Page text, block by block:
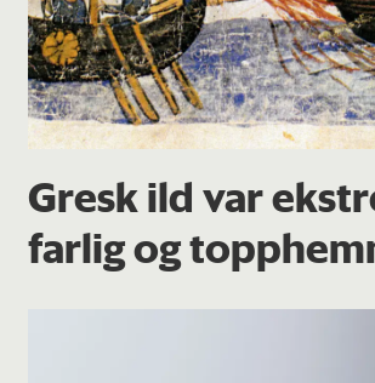
Gresk ild var
farlig og